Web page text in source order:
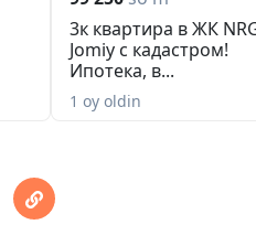
3к квартира в ЖК
Jomiy с кадастром!
Ипотека, в...
1 oy oldin